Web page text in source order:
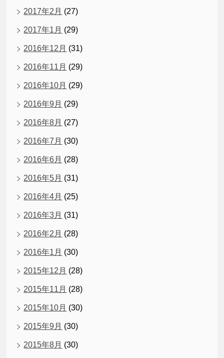
2017年2月 (27)
2017年1月 (29)
2016年12月 (31)
2016年11月 (29)
2016年10月 (29)
2016年9月 (29)
2016年8月 (27)
2016年7月 (30)
2016年6月 (28)
2016年5月 (31)
2016年4月 (25)
2016年3月 (31)
2016年2月 (28)
2016年1月 (30)
2015年12月 (28)
2015年11月 (28)
2015年10月 (30)
2015年9月 (30)
2015年8月 (30)